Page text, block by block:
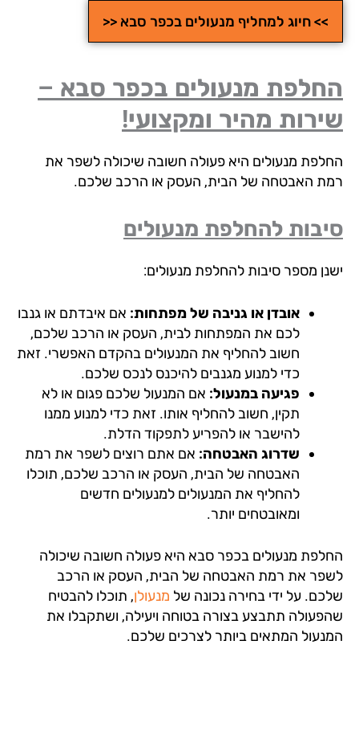
>> חיוג למחליף מנעולים בכפר סבא <<
מנעולים בכפר סבא –
מהיר ומקצועי!
מנעולים היא פעולה חשובה שיכולה לשפר את
האבטחה של הבית, העסק או הרכב שלכם.
להחלפת מנעולים
מספר סיבות להחלפת מנעולים:
אובדן או גניבה של מפתחות:אם איבדתם או גנבו
לכם את המפתחות לבית, העסק או הרכב שלכם,
חשוב להחליף את המנעולים בהקדם האפשרי. זאת
כדי למנוע מגנבים להיכנס לנכס שלכם.
פגיעה במנעול:אם המנעול שלכם פגום או לא
תקין, חשוב להחליף אותו. זאת כדי למנוע ממנו
להישבר או להפריע לתפקוד הדלת.
שדרוג האבטחה:אם אתם רוצים לשפר את רמת
האבטחה של הבית, העסק או הרכב שלכם, תוכלו
להחליף את המנעולים למנעולים חדשים
ומאובטחים יותר.
מנעולים בכפר סבא היא פעולה חשובה שיכולה
את רמת האבטחה של הבית, העסק או הרכב
על ידי בחירה נכונה שלמנעולן, תוכלו להבטיח
תתבצע בצורה בטוחה ויעילה, ושתקבלו את
המתאים ביותר לצרכים שלכם.